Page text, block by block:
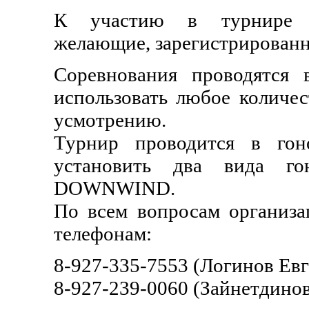
К участию в турнире
желающие,
Соревнования
использовать любое
усмотрению.
Турнир проводится в
установить два вида
DOWNWIND.
По всем вопросам
телефонам:
8-927-335-7553 (Логинов
8-927-239-0060